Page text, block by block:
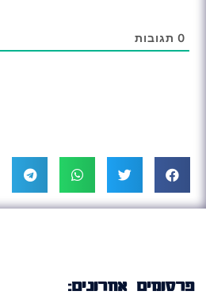
0 תגובות
פרסומים אחרונים: